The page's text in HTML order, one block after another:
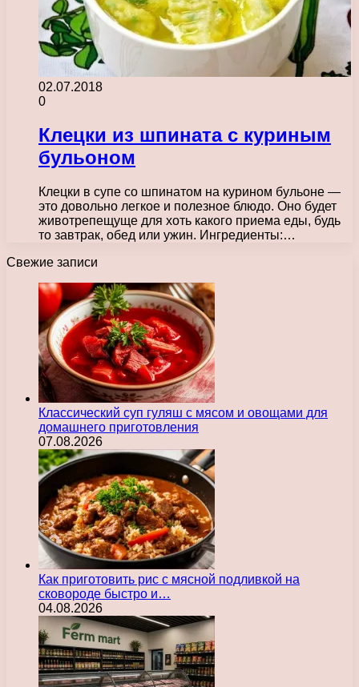
02.07.2018
0
Клецки из шпината с куриным
бульоном
Клецки в супе со шпинатом на курином бульоне —
это довольно легкое и полезное блюдо. Оно будет
животрепещуще для хоть какого приема еды, будь
то завтрак, обед или ужин. Ингредиенты:…
Свежие записи
Классический суп гуляш с мясом и овощами для
домашнего приготовления
07.08.2026
Как приготовить рис с мясной подливкой на
сковороде быстро и…
04.08.2026